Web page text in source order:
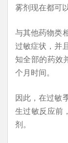
雾剂现在都可
与其他药物类
过敏症状，并
知全部的药效
个月时间。
因此，在过敏
生过敏反应前
剂。